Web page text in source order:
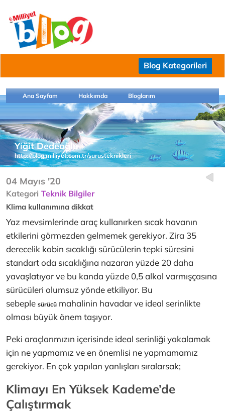
Blog Kategorileri
Ana Sayfam Hakkımda Bloglarım
Yiğit Dedeoğlu
http://blog.milliyet.com.tr/surusteknikleri
04 Mayıs '20
Kategori Teknik Bilgiler
Klima kullanımına dikkat
Yaz mevsimlerinde araç kullanırken sıcak havanın
etkilerini görmezden gelmemek gerekiyor. Zira 35
derecelik kabin sıcaklığı sürücülerin tepki süresini
standart oda sıcaklığına nazaran yüzde 20 daha
yavaşlatıyor ve bu kanda yüzde 0,5 alkol varmışçasına
sürücüleri olumsuz yönde etkiliyor. Bu
sebeple sürücü mahalinin havadar ve ideal serinlikte
olması büyük önem taşıyor.
Peki araçlarımızın içerisinde ideal serinliği yakalamak
için ne yapmamız ve en önemlisi ne yapmamamız
gerekiyor. En çok yapılan yanlışları sıralarsak;
Klimayı En Yüksek Kademe’de
Çalıştırmak